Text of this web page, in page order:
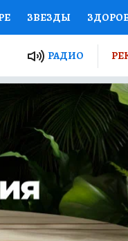
ЗВЕЗДЫ
ПРОЕКТЫ РОССИИ
ТУРИЗМ
ВСЕ О КП РАДИО КП
РАДИО